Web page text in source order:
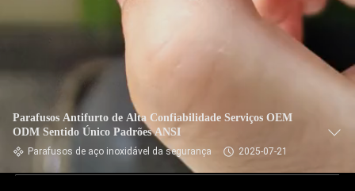
Parafusos Antifurto de Alta Confiabilidade Serviços OEM
ODM Sentido Único Padrões ANSI
Parafusos de aço inoxidável da segurança 2025-07-21